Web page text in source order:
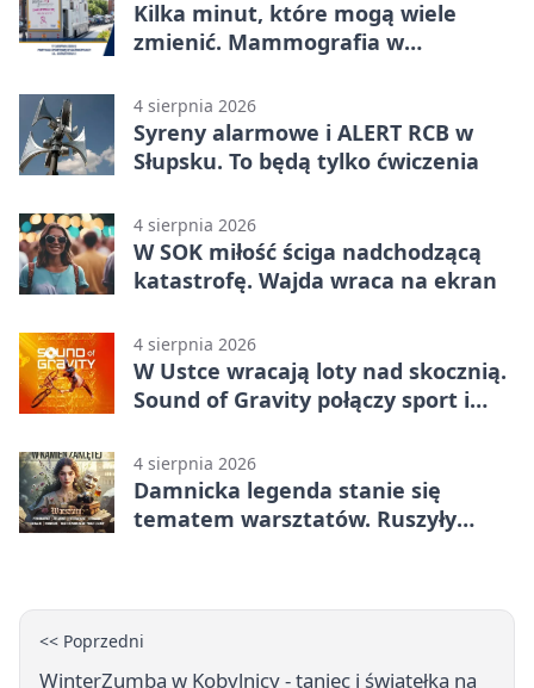
Kilka minut, które mogą wiele
zmienić. Mammografia w
4 sierpnia 2026
Syreny alarmowe i ALERT RCB w
Słupsku. To będą tylko ćwiczenia
4 sierpnia 2026
W SOK miłość ściga nadchodzącą
katastrofę. Wajda wraca na ekran
4 sierpnia 2026
W Ustce wracają loty nad skocznią.
Sound of Gravity połączy sport i
4 sierpnia 2026
Damnicka legenda stanie się
tematem warsztatów. Ruszyły
<< Poprzedni
WinterZumba w Kobylnicy - taniec i światełka na